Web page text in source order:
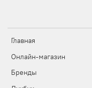
Главная
Онлайн-магазин
Бренды